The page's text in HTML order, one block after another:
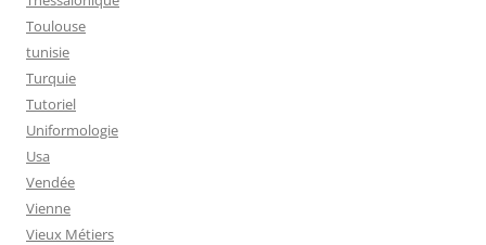
Toulouse
tunisie
Turquie
Tutoriel
Uniformologie
Usa
Vendée
Vienne
Vieux Métiers